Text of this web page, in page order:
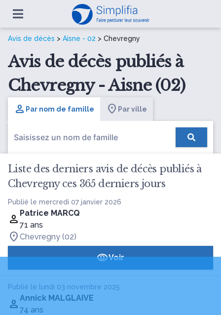
Avis de décès > Aisne - 02 > Chevregny
Avis de décès publiés à
Chevregny - Aisne (02)
Par nom de famille Par ville
Liste des derniers avis de décès publiés à
Chevregny ces 365 derniers jours
Publié le mercredi 07 janvier 2026
Patrice MARCQ
71 ans
Chevregny (02)
Voir
Publié le lundi 03 novembre 2025
Annick MALGLAIVE
74 ans